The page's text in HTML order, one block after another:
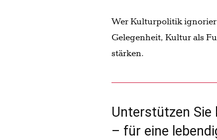
Wer Kulturpolitik
Gelegenheit, Kultur als
stärken.
Unterstützen Sie
– für eine